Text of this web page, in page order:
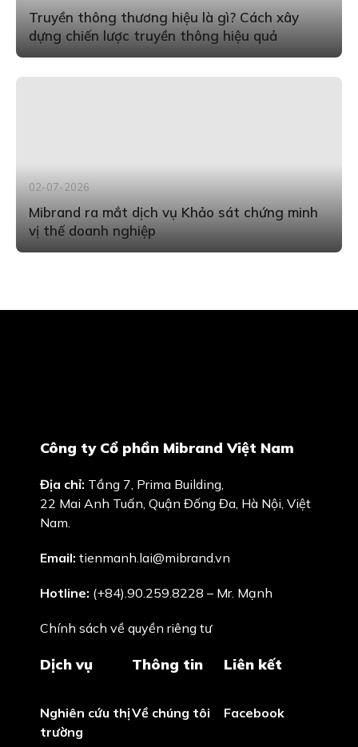
Truyền thông thương hiệu là gì? Cách xây
dựng chiến lược truyền thông hiệu quả
02-07-2026
Mibrand ra mắt dịch vụ Khảo sát chứng minh
vị thế doanh nghiệp
Công ty Cổ phần Mibrand Việt Nam
Địa chỉ: Tầng 7, Prima Building,
22 Mai Anh Tuấn, Quận Đống Đa, Hà Nội, Việt
Nam.
Email: tienmanh.lai@mibrand.vn
Hotline: (+84).90.259.8228 – Mr. Mạnh
Chính sách về quyền riêng tư
Dịch vụ
Nghiên cứu thị
trường
Thông tin
Về chúng tôi
Liên kết
Facebook